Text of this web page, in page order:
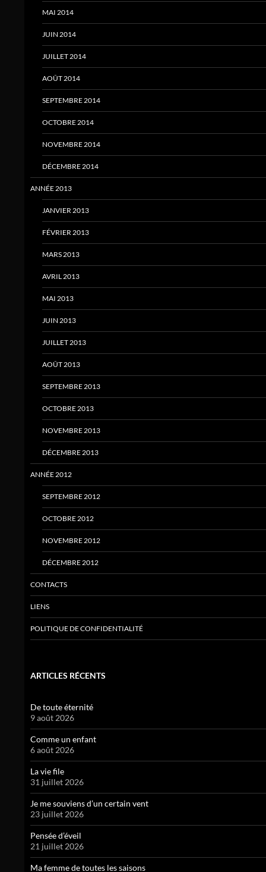
MAI 2014
JUIN 2014
JUILLET 2014
AOÛT 2014
SEPTEMBRE 2014
OCTOBRE 2014
NOVEMBRE 2014
DÉCEMBRE 2014
ANNÉE 2013
JANVIER 2013
FÉVRIER 2013
MARS 2013
AVRIL 2013
MAI 2013
JUIN 2013
JUILLET 2013
AOÛT 2013
SEPTEMBRE 2013
OCTOBRE 2013
NOVEMBRE 2013
DÉCEMBRE 2013
ANNÉE 2012
SEPTEMBRE 2012
OCTOBRE 2012
NOVEMBRE 2012
DÉCEMBRE 2012
CONTACTS
LIENS
POLITIQUE DE CONFIDENTIALITÉ
ARTICLES RÉCENTS
De toute éternité
9 août 2026
Comme un enfant
6 août 2026
La vie file
31 juillet 2026
Je me souviens d’un certain vent
23 juillet 2026
Pensée d’éveil
21 juillet 2026
Ma femme de toutes les saisons